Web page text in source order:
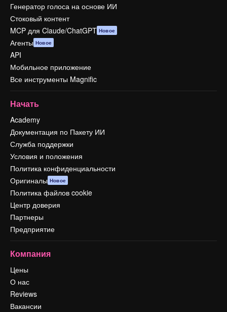
Генератор голоса на основе ИИ
Стоковый контент
MCP для Claude/ChatGPT Новое
Агенты Новое
API
Мобильное приложение
Все инструменты Magnific
Начать
Academy
Документация по Пакету ИИ
Служба поддержки
Условия и положения
Политика конфиденциальности
Оригиналы Новое
Политика файлов cookie
Центр доверия
Партнеры
Предприятие
Компания
Цены
О нас
Reviews
Вакансии